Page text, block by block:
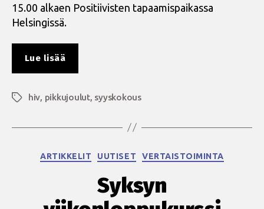
15.00 alkaen Positiivisten tapaamispaikassa
Helsingissä.
Lue lisää
15.11.”
Avainsanat
hiv, pikkujoulut, syyskokous
Kategoriat
ARTIKKELIT UUTISET VERTAISTOIMINTA
Syksyn